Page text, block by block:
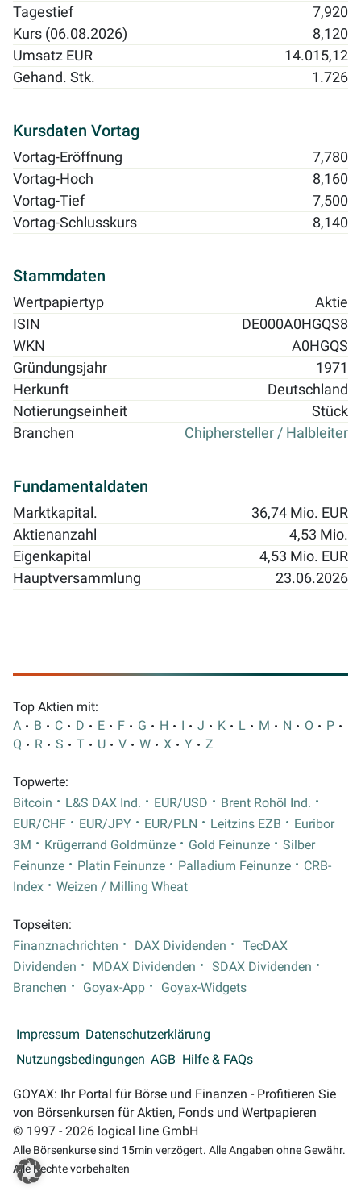
Tagestief
7,920
Kurs (06.08.2026)
8,120
Umsatz EUR
14.015,12
Gehand. Stk.
1.726
Kursdaten Vortag
Vortag-Eröffnung
7,780
Vortag-Hoch
8,160
Vortag-Tief
7,500
Vortag-Schlusskurs
8,140
Stammdaten
Wertpapiertyp
Aktie
ISIN
DE000A0HGQS8
WKN
A0HGQS
Gründungsjahr
1971
Herkunft
Deutschland
Notierungseinheit
Stück
Branchen
Chiphersteller / Halbleiter
Fundamentaldaten
Marktkapital.
36,74 Mio. EUR
Aktienanzahl
4,53 Mio.
Eigenkapital
4,53 Mio. EUR
Hauptversammlung
23.06.2026
Top Aktien mit:
A
B C D E F G H I J K L M N O
P
Q
R S T U V W X Y Z
Topwerte:
Bitcoin
L&S DAX Ind. EUR/USD
Brent Rohöl Ind.
EUR/CHF
EUR/JPY EUR/PLN Leitzins EZB
Euribor
3M
Krügerrand Goldmünze Gold Feinunze
Silber
Feinunze
Platin Feinunze Palladium Feinunze
CRB-
Index
Weizen / Milling Wheat
Topseiten:
Finanznachrichten
DAX Dividenden
TecDAX
Dividenden
MDAX Dividenden
SDAX Dividenden
Branchen
Goyax-App Goyax-Widgets
Impressum Datenschutzerklärung
Nutzungsbedingungen AGB Hilfe & FAQs
GOYAX: Ihr Portal für Börse und Finanzen - Profitieren Sie
von Börsenkursen für Aktien, Fonds und Wertpapieren
© 1997 - 2026 logical line GmbH
Alle Börsenkurse sind 15min verzögert. Alle Angaben ohne Gewähr.
Alle Rechte vorbehalten